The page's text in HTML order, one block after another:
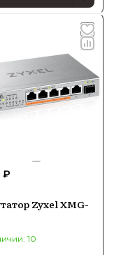
₽
Zyxel XMG-
10